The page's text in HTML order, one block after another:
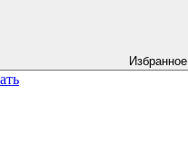
Избранное